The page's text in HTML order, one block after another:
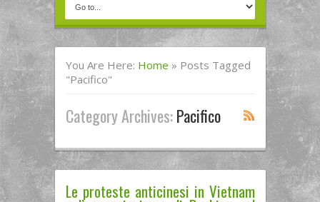
You Are Here: Home » Posts Tagged
"Pacifico"
Category Archives:Pacifico
Le proteste anticinesi in Vietnam